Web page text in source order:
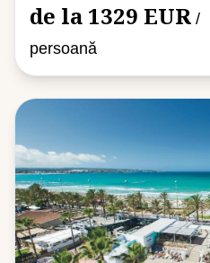
de la 1329 EUR /
persoană